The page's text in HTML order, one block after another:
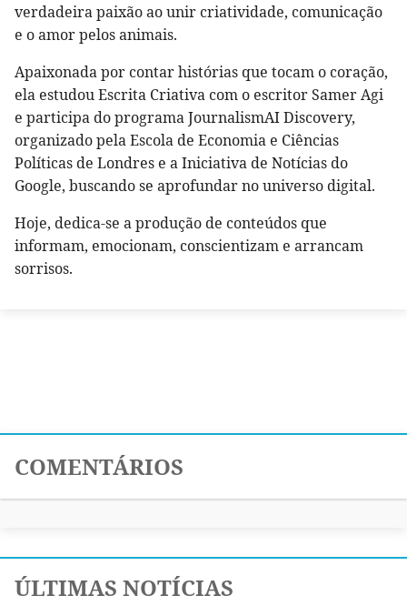
verdadeira paixão ao unir criatividade, comunicação
e o amor pelos animais.
Apaixonada por contar histórias que tocam o coração,
ela estudou Escrita Criativa com o escritor Samer Agi
e participa do programa JournalismAI Discovery,
organizado pela Escola de Economia e Ciências
Políticas de Londres e a Iniciativa de Notícias do
Google, buscando se aprofundar no universo digital.
Hoje, dedica-se a produção de conteúdos que
informam, emocionam, conscientizam e arrancam
sorrisos.
COMENTÁRIOS
ÚLTIMAS NOTÍCIAS